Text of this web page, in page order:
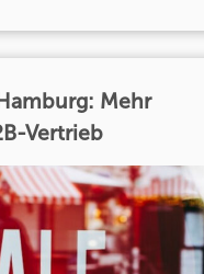
Mehr
Vertrieb